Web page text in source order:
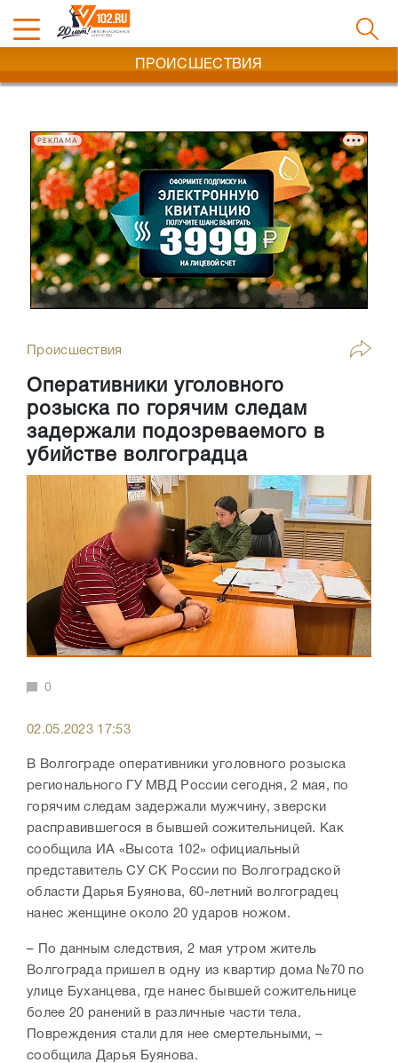
ПРОИСШЕСТВИЯ
РЕКЛАМА
Происшествия
Оперативники уголовного
розыска по горячим следам
задержали подозреваемого в
убийстве волгоградца
0
02.05.2023 17:53
В Волгограде оперативники уголовного розыска
регионального ГУ МВД России сегодня, 2 мая, по
горячим следам задержали мужчину, зверски
расправившегося в бывшей сожительницей. Как
сообщила ИА «Высота 102» официальный
представитель СУ СК России по Волгоградской
области Дарья Буянова, 60-летний волгоградец
нанес женщине около 20 ударов ножом.
– По данным следствия, 2 мая утром житель
Волгограда пришел в одну из квартир дома №70 по
улице Буханцева, где нанес бывшей сожительнице
более 20 ранений в различные части тела.
Повреждения стали для нее смертельными, –
сообщила Дарья Буянова.